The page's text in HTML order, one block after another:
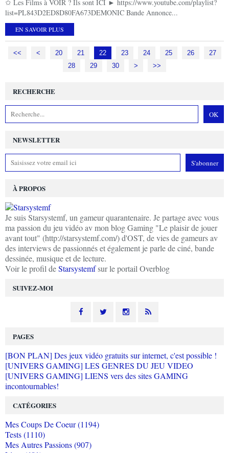
✩ Les Films à VOIR ? Ils sont ICI ► https://www.youtube.com/playlist?
list=PL843D2ED8D80FA673DEMONIC Bande Annonce...
EN SAVOIR PLUS
<< < 10
20 21 22 23 24 25 26
27
28
29 30 40
50
60
70
80
90
> >>
NEWSLETTER
SUIVEZ-MOI
RECHERCHE
À PROPOS
Je suis Starsystemf, un gameur quarantenaire. Je partage avec vous
ma passion du jeu vidéo av mon blog Gaming "Le plaisir de jouer
avant tout" (http://starsystemf.com/) d'OST, de vies de gameurs av
des interviews de passionnés et également je parle de ciné, bande
dessinée, musique et de lecture.
Voir le profil deStarsystemfsur le portail Overblog
PAGES
[BON PLAN] Des jeux vidéo gratuits sur internet, c'est possible !
[UNIVERS GAMING] LES GENRES DU JEU VIDEO
[UNIVERS GAMING] LIENS vers des sites GAMING
incontournables!
CATÉGORIES
Mes Coups De Coeur (1194)
Tests (1110)
Mes Autres Passions (907)